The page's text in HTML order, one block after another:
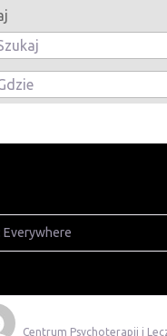
Everywhere
Centrum Psychoterapii i